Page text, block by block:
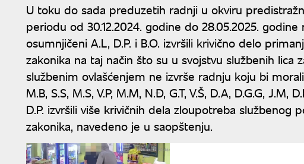
U toku do sada preduzetih radnji u okviru
periodu od 30.12.2024. godine do 28.05.2025.
osumnjičeni A.L, D.P. i B.O. izvršili krivično delo
zakonika na taj način što su u svojstvu službenih lica
službenim ovlašćenjem ne izvrše radnju koju bi
M.B, S.S, M.S, V.P, M.M, N.Đ, G.T, V.Š, D.A, D.G.G, J.M,
D.P. izvršili više krivičnih dela zloupotreba službenog
zakonika, navedeno je u saopštenju.